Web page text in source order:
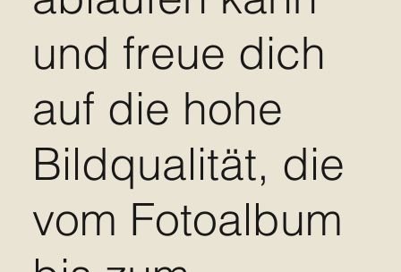
und freue dich
auf die hohe
Bildqualität, die
vom Fotoalbum